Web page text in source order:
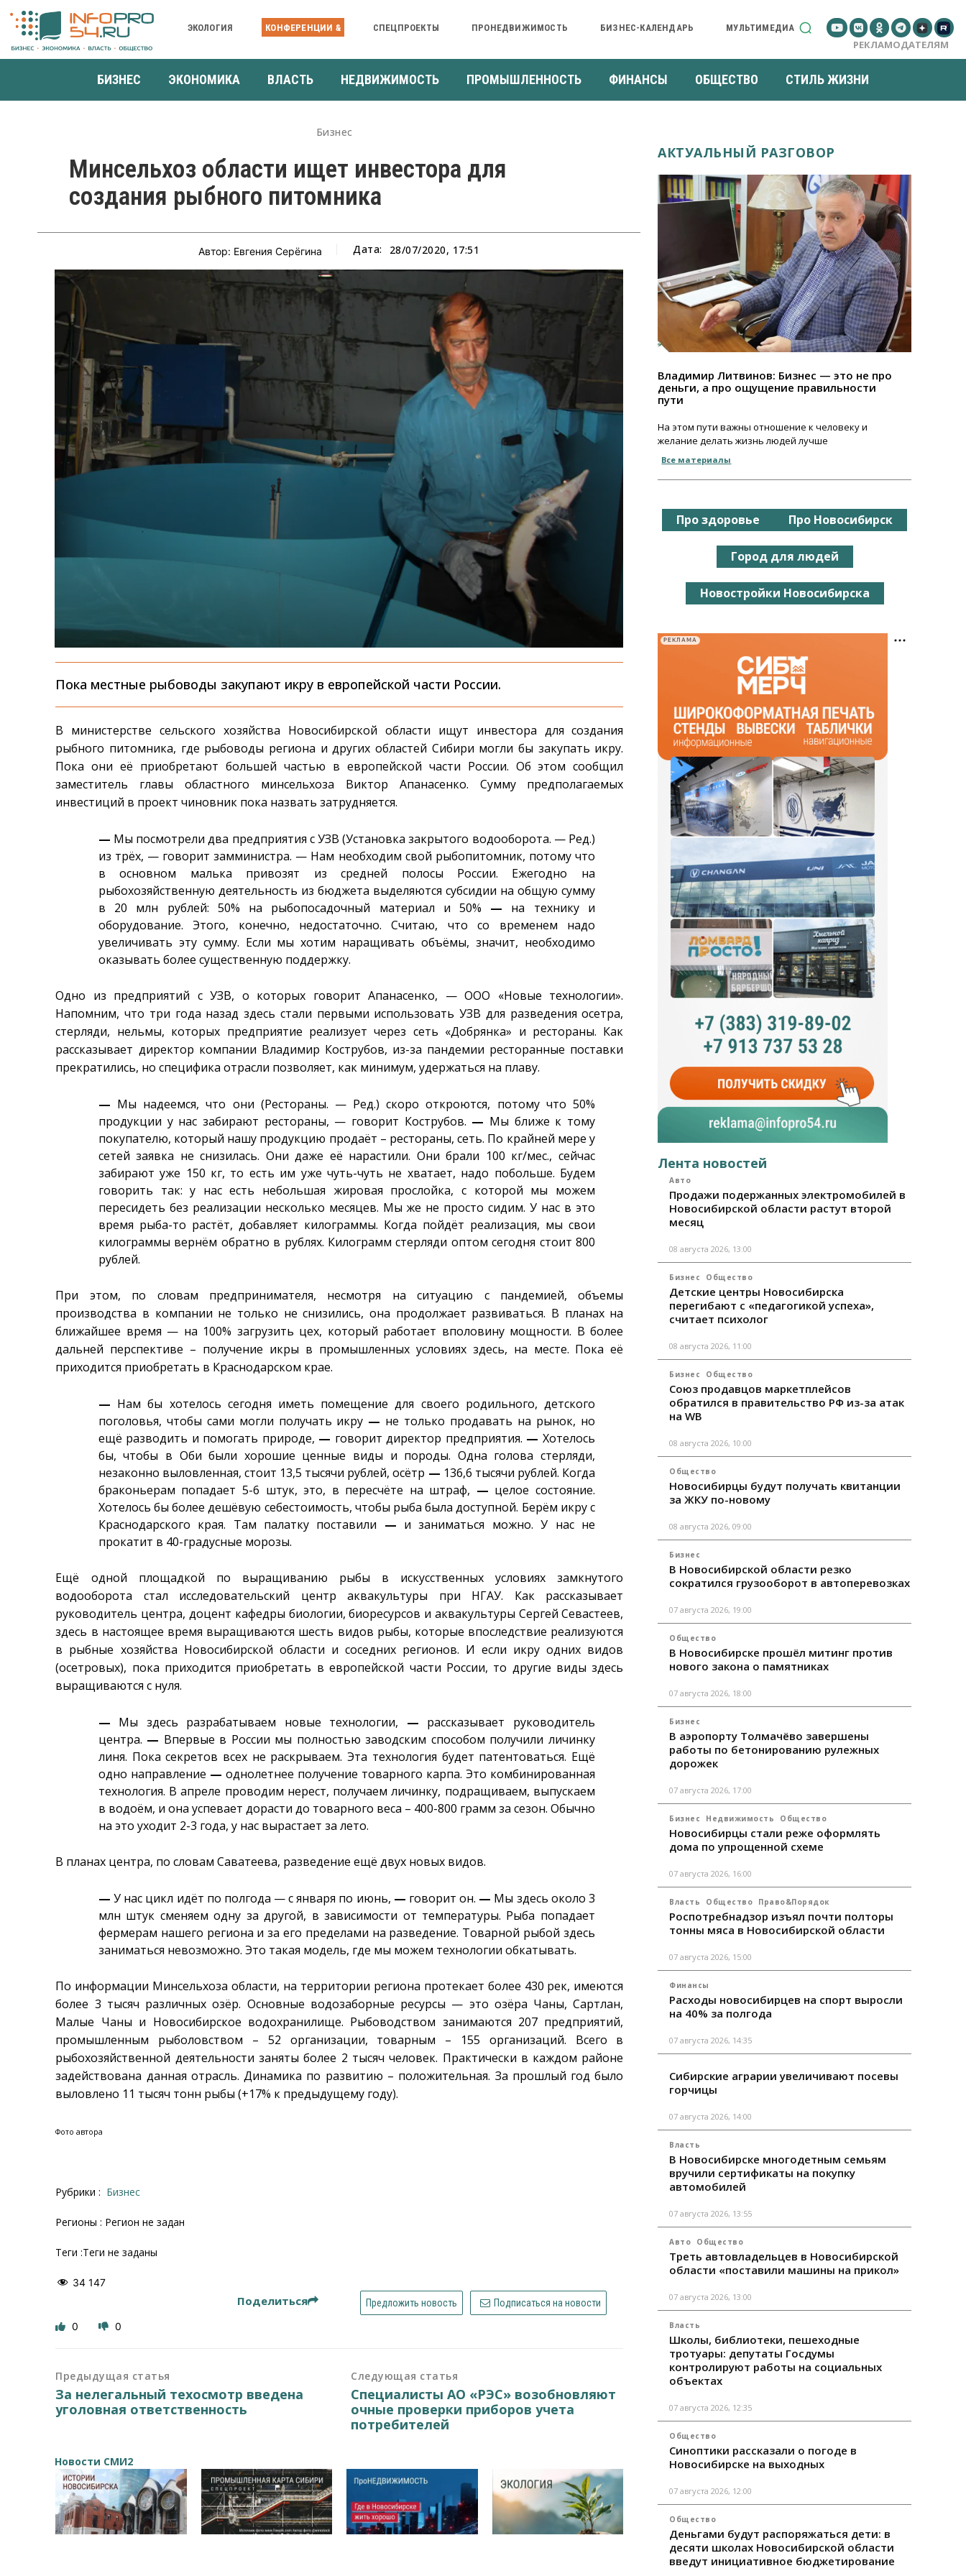
ЭКОЛОГИЯ КОНФЕРЕНЦИИ & СПЕЦПРОЕКТЫ ПРОНЕДВИЖИМОСТЬ БИЗНЕС-КАЛЕНДАРЬ МУЛЬТИМЕДИА
РЕКЛАМОДАТЕЛЯМ
БИЗНЕС ЭКОНОМИКА ВЛАСТЬ НЕДВИЖИМОСТЬ ПРОМЫШЛЕННОСТЬ ФИНАНСЫ ОБЩЕСТВО СТИЛЬ ЖИЗНИ
Бизнес
Минсельхоз области ищет инвестора для
создания рыбного питомника
Автор: Евгения Серёгина Дата: 28/07/2020, 17:51
Пока местные рыбоводы закупают икру в европейской части России.
В министерстве сельского хозяйства Новосибирской области ищут инвестора для создания
рыбного питомника, где рыбоводы региона и других областей Сибири могли бы закупать икру.
Пока они её приобретают большей частью в европейской части России. Об этом сообщил
заместитель главы областного минсельхоза Виктор Апанасенко. Сумму предполагаемых
инвестиций в проект чиновник пока назвать затрудняется.
— Мы посмотрели два предприятия с УЗВ (Установка закрытого водооборота. — Ред.)
из трёх, — говорит замминистра. — Нам необходим свой рыбопитомник, потому что
в основном малька привозят из средней полосы России. Ежегодно на
рыбохозяйственную деятельность из бюджета выделяются субсидии на общую сумму
в 20 млн рублей: 50% на рыбопосадочный материал и 50% — на технику и
оборудование. Этого, конечно, недостаточно. Считаю, что со временем надо
увеличивать эту сумму. Если мы хотим наращивать объёмы, значит, необходимо
оказывать более существенную поддержку.
Одно из предприятий с УЗВ, о которых говорит Апанасенко, — ООО «Новые технологии».
Напомним, что три года назад здесь стали первыми использовать УЗВ для разведения осетра,
стерляди, нельмы, которых предприятие реализует через сеть «Добрянка» и рестораны. Как
рассказывает директор компании Владимир Кострубов, из-за пандемии ресторанные поставки
прекратились, но специфика отрасли позволяет, как минимум, удержаться на плаву.
— Мы надеемся, что они (Рестораны. — Ред.) скоро откроются, потому что 50%
продукции у нас забирают рестораны, — говорит Кострубов. — Мы ближе к тому
покупателю, который нашу продукцию продаёт – рестораны, сеть. По крайней мере у
сетей заявка не снизилась. Они даже её нарастили. Они брали 100 кг/мес., сейчас
забирают уже 150 кг, то есть им уже чуть-чуть не хватает, надо побольше. Будем
говорить так: у нас есть небольшая жировая прослойка, с которой мы можем
пересидеть без реализации несколько месяцев. Мы же не просто сидим. У нас в это
время рыба-то растёт, добавляет килограммы. Когда пойдёт реализация, мы свои
килограммы вернём обратно в рублях. Килограмм стерляди оптом сегодня стоит 800
рублей.
При этом, по словам предпринимателя, несмотря на ситуацию с пандемией, объемы
производства в компании не только не снизились, она продолжает развиваться. В планах на
ближайшее время — на 100% загрузить цех, который работает вполовину мощности. В более
дальней перспективе – получение икры в промышленных условиях здесь, на месте. Пока её
приходится приобретать в Краснодарском крае.
— Нам бы хотелось сегодня иметь помещение для своего родильного, детского
поголовья, чтобы сами могли получать икру — не только продавать на рынок, но
ещё разводить и помогать природе, — говорит директор предприятия. — Хотелось
бы, чтобы в Оби были хорошие ценные виды и породы. Одна голова стерляди,
незаконно выловленная, стоит 13,5 тысячи рублей, осётр — 136,6 тысячи рублей. Когда
браконьерам попадает 5-6 штук, это, в пересчёте на штраф, — целое состояние.
Хотелось бы более дешёвую себестоимость, чтобы рыба была доступной. Берём икру с
Краснодарского края. Там палатку поставили — и заниматься можно. У нас не
прокатит в 40-градусные морозы.
Ещё одной площадкой по выращиванию рыбы в искусственных условиях замкнутого
водооборота стал исследовательский центр аквакультуры при НГАУ. Как рассказывает
руководитель центра, доцент кафедры биологии, биоресурсов и аквакультуры Сергей Севастеев,
здесь в настоящее время выращиваются шесть видов рыбы, которые впоследствие реализуются
в рыбные хозяйства Новосибирской области и соседних регионов. И если икру одних видов
(осетровых), пока приходится приобретать в европейской части России, то другие виды здесь
выращиваются с нуля.
— Мы здесь разрабатываем новые технологии, — рассказывает руководитель
центра. — Впервые в России мы полностью заводским способом получили личинку
линя. Пока секретов всех не раскрываем. Эта технология будет патентоваться. Ещё
одно направление — однолетнее получение товарного карпа. Это комбинированная
технология. В апреле проводим нерест, получаем личинку, подращиваем, выпускаем
в водоём, и она успевает дорасти до товарного веса – 400-800 грамм за сезон. Обычно
на это уходит 2-3 года, у нас вырастает за лето.
В планах центра, по словам Саватеева, разведение ещё двух новых видов.
— У нас цикл идёт по полгода — с января по июнь, — говорит он. — Мы здесь около 3
млн штук сменяем одну за другой, в зависимости от температуры. Рыба попадает
фермерам нашего региона и за его пределами на разведение. Товарной рыбой здесь
заниматься невозможно. Это такая модель, где мы можем технологии обкатывать.
По информации Минсельхоза области, на территории региона протекает более 430 рек, имеются
более 3 тысяч различных озёр. Основные водозаборные ресурсы — это озёра Чаны, Сартлан,
Малые Чаны и Новосибирское водохранилище. Рыбоводством занимаются 207 предприятий,
промышленным рыболовством – 52 организации, товарным – 155 организаций. Всего в
рыбохозяйственной деятельности заняты более 2 тысяч человек. Практически в каждом районе
задействована данная отрасль. Динамика по развитию – положительная. За прошлый год было
выловлено 11 тысяч тонн рыбы (+17% к предыдущему году).
Фото автора
Рубрики : Бизнес
Регионы : Регион не задан
Теги :Теги не заданы
34 147
Поделиться Предложить новость Подписаться на новости
0 0
Предыдущая статья
За нелегальный техосмотр введена
уголовная ответственность
Следующая статья
Специалисты АО «РЭС» возобновляют
очные проверки приборов учета
потребителей
Новости СМИ2
АКТУАЛЬНЫЙ РАЗГОВОР
Владимир Литвинов: Бизнес — это не про
деньги, а про ощущение правильности
пути
На этом пути важны отношение к человеку и
желание делать жизнь людей лучше
Все материалы
Про здоровье Про Новосибирск
Город для людей
Новостройки Новосибирска
РЕКЛАМА
Лента новостей
Авто
Продажи подержанных электромобилей в
Новосибирской области растут второй
месяц
08 августа 2026, 13:00
Бизнес Общество
Детские центры Новосибирска
перегибают с «педагогикой успеха»,
считает психолог
08 августа 2026, 11:00
Бизнес Общество
Союз продавцов маркетплейсов
обратился в правительство РФ из-за атак
на WB
08 августа 2026, 10:00
Общество
Новосибирцы будут получать квитанции
за ЖКУ по-новому
08 августа 2026, 09:00
Бизнес
В Новосибирской области резко
сократился грузооборот в автоперевозках
07 августа 2026, 19:00
Общество
В Новосибирске прошёл митинг против
нового закона о памятниках
07 августа 2026, 18:00
Бизнес
В аэропорту Толмачёво завершены
работы по бетонированию рулежных
дорожек
07 августа 2026, 17:00
Бизнес Недвижимость Общество
Новосибирцы стали реже оформлять
дома по упрощенной схеме
07 августа 2026, 16:00
Власть Общество Право&Порядок
Роспотребнадзор изъял почти полторы
тонны мяса в Новосибирской области
07 августа 2026, 15:00
Финансы
Расходы новосибирцев на спорт выросли
на 40% за полгода
07 августа 2026, 14:35
Сибирские аграрии увеличивают посевы
горчицы
07 августа 2026, 14:00
Власть
В Новосибирске многодетным семьям
вручили сертификаты на покупку
автомобилей
07 августа 2026, 13:55
Авто Общество
Треть автовладельцев в Новосибирской
области «поставили машины на прикол»
07 августа 2026, 13:00
Власть
Школы, библиотеки, пешеходные
тротуары: депутаты Госдумы
контролируют работы на социальных
объектах
07 августа 2026, 12:35
Общество
Синоптики рассказали о погоде в
Новосибирске на выходных
07 августа 2026, 12:00
Общество
Деньгами будут распоряжаться дети: в
десяти школах Новосибирской области
введут инициативное бюджетирование